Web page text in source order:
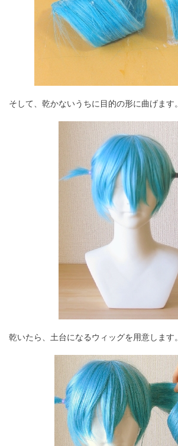
そして、乾かないうちに目的の形に曲げます。
乾いたら、土台になるウィッグを用意します。